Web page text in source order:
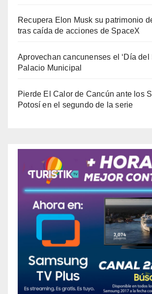
Recupera Elon Musk su patrimonio
tras caída de acciones de SpaceX
Aprovechan cancunenses el ‘Día del
Palacio Municipal
Pierde El Calor de Cancún ante los
Potosí en el segundo de la serie